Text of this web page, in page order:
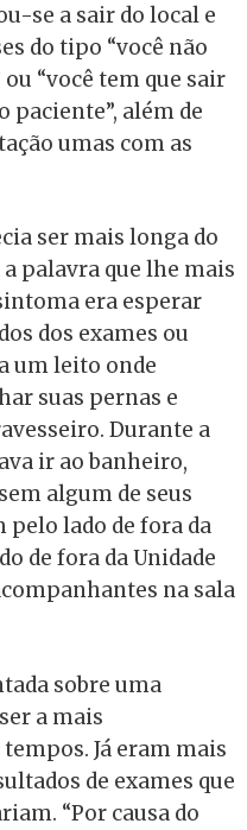
se a sair do local e
do tipo “você não
“você tem que sair
paciente”, além de
umas com as
ser mais longa do
palavra que lhe mais
era esperar
dos exames ou
um leito onde
suas pernas e
Durante a
ir ao banheiro,
algum de seus
pelo lado de fora da
de fora da Unidade
na sala
sobre uma
a mais
Já eram mais
de exames que
“Por causa do